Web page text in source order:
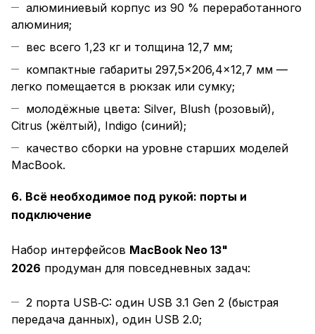
алюминиевый корпус из 90 % переработанного
алюминия;
вес всего 1,23 кг и толщина 12,7 мм;
компактные габариты 297,5×206,4×12,7 мм —
легко помещается в рюкзак или сумку;
молодёжные цвета: Silver, Blush (розовый),
Citrus (жёлтый), Indigo (синий);
качество сборки на уровне старших моделей
MacBook.
6. Всё необходимое под рукой: порты и
подключение
Набор интерфейсов MacBook Neo 13"
2026 продуман для повседневных задач:
2 порта USB‑C: один USB 3.1 Gen 2 (быстрая
передача данных), один USB 2.0;